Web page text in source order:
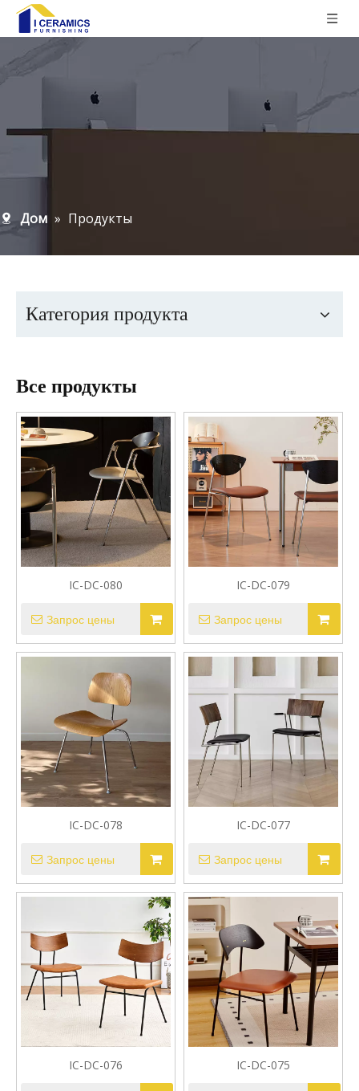
Дом » Продукты
Категория продукта
Все продукты
IC-DC-080
Запрос цены
IC-DC-079
Запрос цены
IC-DC-078
Запрос цены
IC-DC-077
Запрос цены
IC-DC-076 IC-DC-075